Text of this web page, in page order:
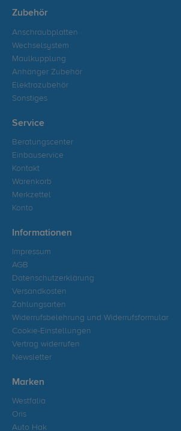
Zubehör
Anschraubplatten
Wechselsystem
Maulkupplung
Anhänger Zubehör
Elektrozubehör
Sonstiges
Service
Beratungscenter
Einbauservice
Kontakt
Warenkorb
Merkzettel
Konto
Informationen
Impressum
AGB
Datenschutzerklärung
Versandkosten
Zahlungsarten
Widerrufsbelehrung und Widerrufsformular
Cookie-Einstellungen
Vertrag widerrufen
Newsletter
Marken
Westfalia
Oris
Auto Hak